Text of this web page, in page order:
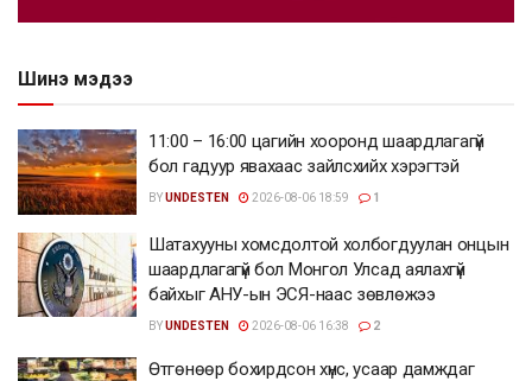
Шинэ мэдээ
11:00 – 16:00 цагийн хооронд шаардлагагүй
бол гадуур явахаас зайлсхийх хэрэгтэй
BYUNDESTEN 2026-08-06 18:59 1
Шатахууны хомсдолтой холбогдуулан онцын
шаардлагагүй бол Монгол Улсад аялахгүй
байхыг АНУ-ын ЭСЯ-наас зөвлөжээ
BYUNDESTEN 2026-08-06 16:38 2
Өтгөнөөр бохирдсон хүнс, усаар дамждаг